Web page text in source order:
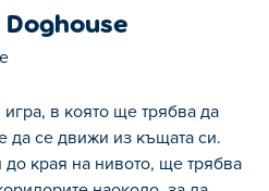
Doghouse
в която ще трябва да
да се движи из къщата си.
до края на нивото, ще трябва